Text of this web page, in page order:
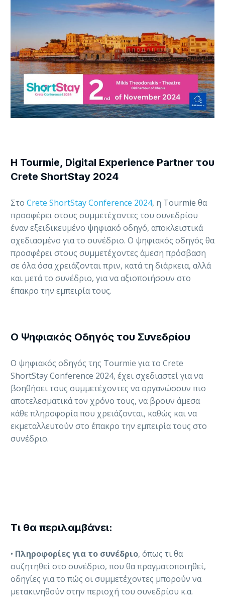
Η Tourmie, Digital Experience Partner του
Crete ShortStay 2024
Στο Crete ShortStay Conference 2024, η Tourmie θα
προσφέρει στους συμμετέχοντες του συνεδρίου
έναν εξειδικευμένο ψηφιακό οδηγό, αποκλειστικά
σχεδιασμένο για το συνέδριο. Ο ψηφιακός οδηγός θα
προσφέρει στους συμμετέχοντες άμεση πρόσβαση
σε όλα όσα χρειάζονται πριν, κατά τη διάρκεια, αλλά
και μετά το συνέδριο, για να αξιοποιήσουν στο
έπακρο την εμπειρία τους.
O Ψηφιακός Οδηγός του Συνεδρίου
Ο ψηφιακός οδηγός της Tourmie για το Crete
ShortStay Conference 2024, έχει σχεδιαστεί για να
βοηθήσει τους συμμετέχοντες να οργανώσουν πιο
αποτελεσματικά τον χρόνο τους, να βρουν άμεσα
κάθε πληροφορία που χρειάζονται, καθώς και να
εκμεταλλευτούν στο έπακρο την εμπειρία τους στο
συνέδριο.
Τι θα περιλαμβάνει:
• Πληροφορίες για το συνέδριο, όπως τι θα
συζητηθεί στο συνέδριο, που θα πραγματοποιηθεί,
οδηγίες για το πώς οι συμμετέχοντες μπορούν να
μετακινηθούν στην περιοχή του συνεδρίου κ.α.